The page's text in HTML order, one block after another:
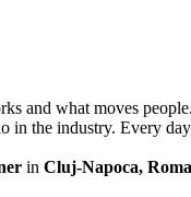
and what moves
in the industry. Every
in Cluj-Napoca,